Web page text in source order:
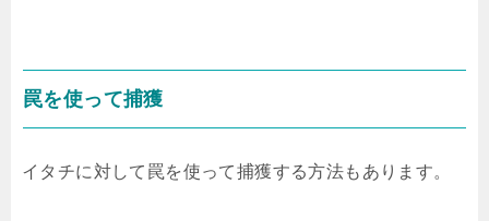
罠を使って捕獲
イタチに対して罠を使って捕獲する方法もあります。